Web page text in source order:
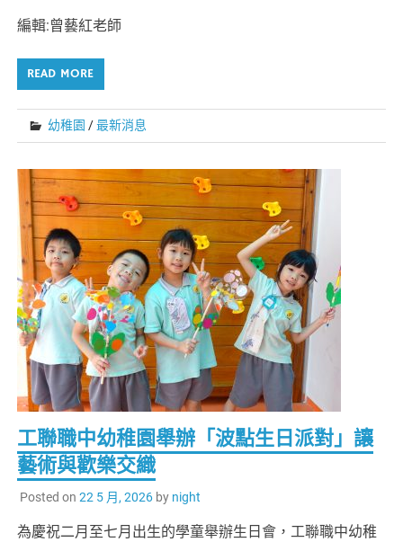
編輯:曾藝紅老師
READ MORE
幼稚園 /最新消息
工聯職中幼稚園舉辦「波點生日派對」讓
藝術與歡樂交織
Posted on 22 5 月, 2026by night
為慶祝二月至七月出生的學童舉辦生日會，工聯職中幼稚